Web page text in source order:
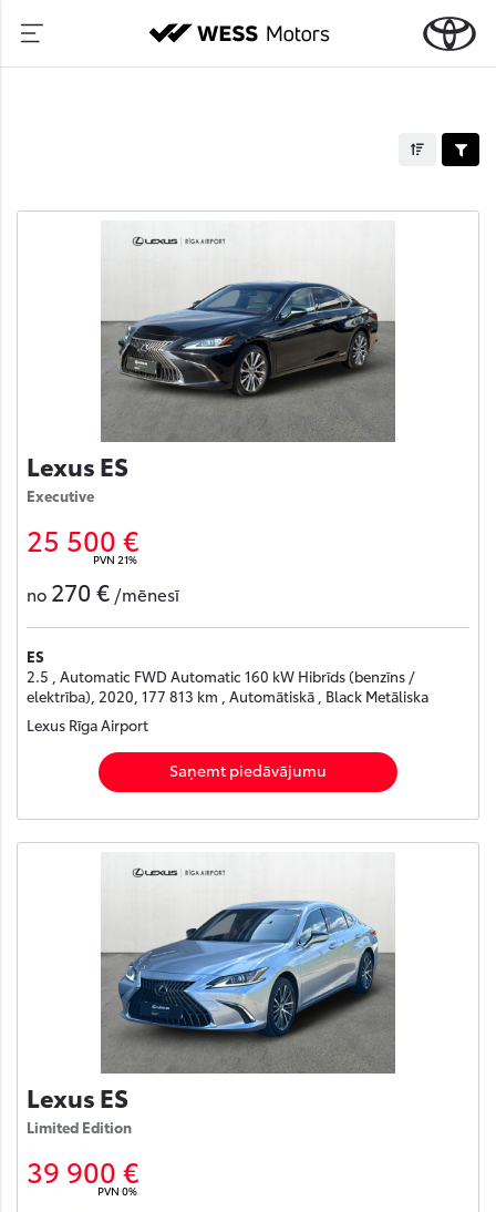
Lexus ES
Executive
25 500 €
PVN 21%
no 270 € /mēnesī
ES
2.5 , Automatic FWD Automatic 160 kW Hibrīds (benzīns /
elektrība), 2020, 177 813 km , Automātiskā , Black Metāliska
Lexus Rīga Airport
Saņemt piedāvājumu
Lexus ES
Limited Edition
39 900 €
PVN 0%